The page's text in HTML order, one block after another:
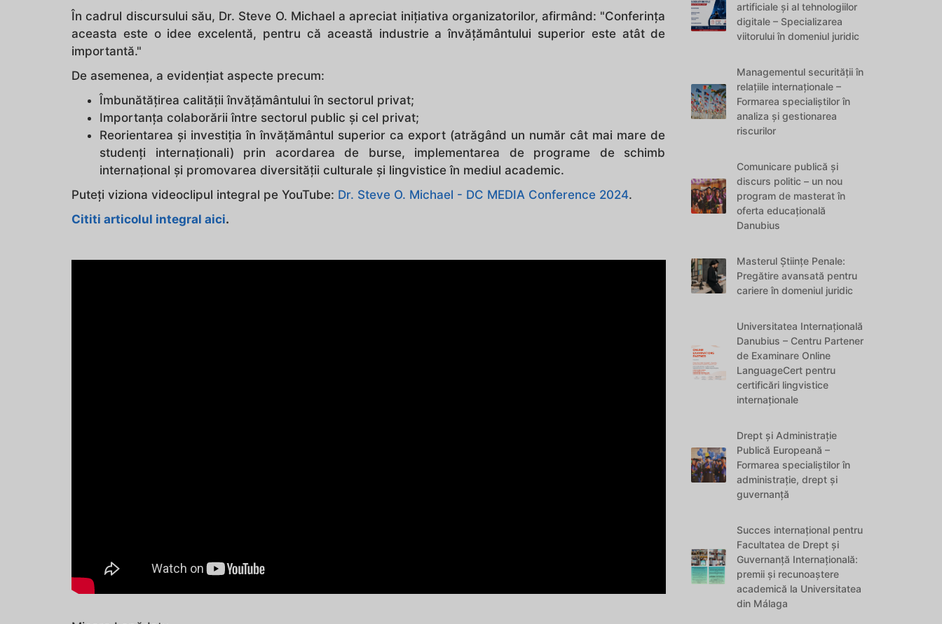
În cadrul discursului său, Dr. Steve O. Michael a apreciat inițiativa organizatorilor, afirmând: "Conferința
aceasta este o idee excelentă, pentru că această industrie a învățământului superior este atât de
importantă."
De asemenea, a evidențiat aspecte precum:
Îmbunătățirea calității învățământului în sectorul privat;
Importanța colaborării între sectorul public și cel privat;
Reorientarea și investiția în învățământul superior ca export (atrăgând un număr cât mai mare de
studenți internaționali) prin acordarea de burse, implementarea de programe de schimb
internațional și promovarea diversității culturale și lingvistice în mediul academic.
Puteți viziona videoclipul integral pe YouTube: Dr. Steve O. Michael - DC MEDIA Conference 2024.
Cititi articolul integral aici.
artificiale și al tehnologiilor
digitale – Specializarea
viitorului în domeniul juridic
Managementul securității în
relațiile internaționale –
Formarea specialiștilor în
analiza și gestionarea
riscurilor
Comunicare publică și
discurs politic – un nou
program de masterat în
oferta educațională
Danubius
Masterul Științe Penale:
Pregătire avansată pentru
cariere în domeniul juridic
Universitatea Internațională
Danubius – Centru Partener
de Examinare Online
LanguageCert pentru
certificări lingvistice
internaționale
Drept și Administrație
Publică Europeană –
Formarea specialiștilor în
administrație, drept și
guvernanță
Succes internațional pentru
Facultatea de Drept și
Guvernanță Internațională:
premii și recunoaștere
academică la Universitatea
din Málaga